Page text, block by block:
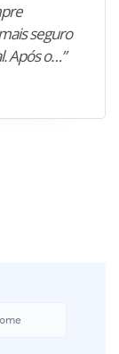
seguro
Após o…”